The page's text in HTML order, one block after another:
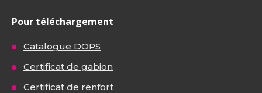
Pour téléchargement
Catalogue DOPS
Certificat de gabion
Certificat de renfort